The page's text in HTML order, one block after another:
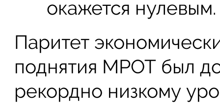
окажется нулевым.
Паритет
поднятия МРОТ был
рекордно низкому